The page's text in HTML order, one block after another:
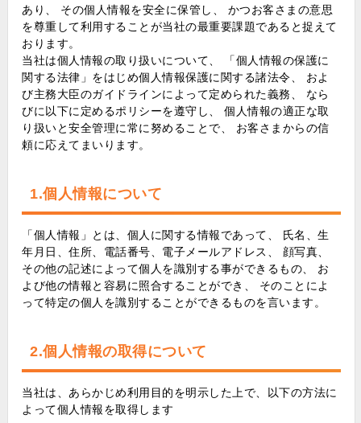
あり、 その個人情報を安全に保管し、 かつお客さまの意思
を尊重して利用することが当社の最重要課題であると捉えて
おります。
当社は個人情報の取り扱いについて、 「個人情報の保護に
関する法律」をはじめ個人情報保護に関する諸法令、 およ
び主務大臣のガイドラインによって定められた義務、 なら
びに以下に定めるポリシーを遵守し、 個人情報の適正な取
り扱いと安全管理に常に努めることで、 お客さまからの信
頼に応えてまいります。
1.個人情報について
「個人情報」とは、個人に関する情報であって、 氏名、生
年月日、住所、電話番号、電子メールアドレス、 顔写真、
その他の記述によって個人を識別する事ができるもの、 お
よび他の情報と容易に照合することができ、 そのことによ
って特定の個人を識別することができるものを言います。
2.個人情報の取得について
当社は、あらかじめ利用目的を明示した上で、以下の方法に
よって個人情報を取得します